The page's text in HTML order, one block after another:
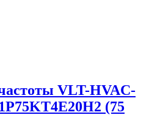
VLT-HVAC-
(75